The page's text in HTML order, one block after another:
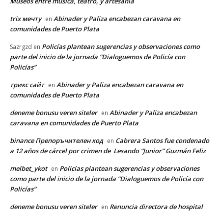
trix мечту en Abinader y Paliza encabezan caravana en
comunidades de Puerto Plata
Sazrgzd en Policías plantean sugerencias y observaciones como
parte del inicio de la jornada “Dialoguemos de Policía con
Policías”
трикс сайт en Abinader y Paliza encabezan caravana en
comunidades de Puerto Plata
deneme bonusu veren siteler en Abinader y Paliza encabezan
caravana en comunidades de Puerto Plata
binance Препоръчителен код en Cabrera Santos fue condenado
a 12 años de cárcel por crimen de Lesando “Junior” Guzmán Feliz
melbet_ykot en Policías plantean sugerencias y observaciones
como parte del inicio de la jornada “Dialoguemos de Policía con
Policías”
deneme bonusu veren siteler en Renuncia directora de hospital